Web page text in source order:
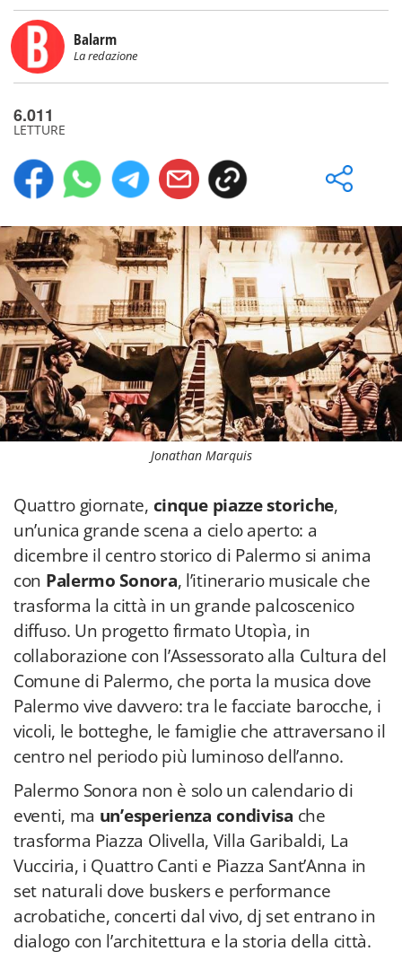
Balarm
La redazione
6.011
LETTURE
Jonathan Marquis
Quattro giornate, cinque piazze storiche,
un’unica grande scena a cielo aperto: a
dicembre il centro storico di Palermo si anima
con Palermo Sonora, l’itinerario musicale che
trasforma la città in un grande palcoscenico
diffuso. Un progetto firmato Utopìa, in
collaborazione con l’Assessorato alla Cultura del
Comune di Palermo, che porta la musica dove
Palermo vive davvero: tra le facciate barocche, i
vicoli, le botteghe, le famiglie che attraversano il
centro nel periodo più luminoso dell’anno.
Palermo Sonora non è solo un calendario di
eventi, ma un’esperienza condivisa che
trasforma Piazza Olivella, Villa Garibaldi, La
Vucciria, i Quattro Canti e Piazza Sant’Anna in
set naturali dove buskers e performance
acrobatiche, concerti dal vivo, dj set entrano in
dialogo con l’architettura e la storia della città.